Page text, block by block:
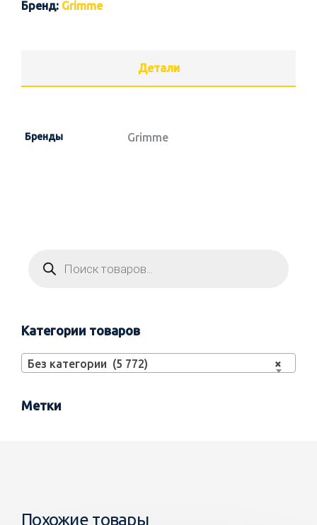
Бренд: Grimme
Детали
Бренды Grimme
Категории товаров
×
Без категории (5 772)
Метки
Похожие товары